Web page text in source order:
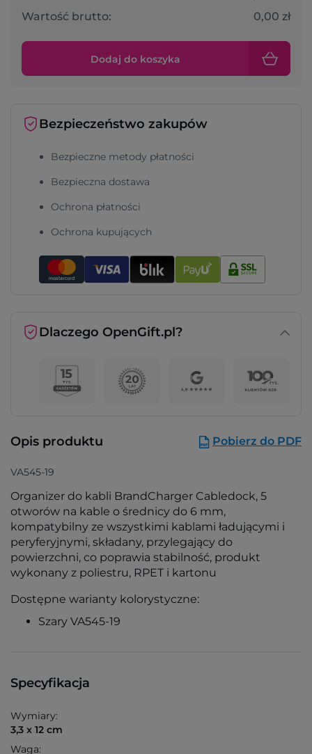
Wartość brutto: 0,00 zł
Dodaj do koszyka
Bezpieczeństwo zakupów
Bezpieczne metody płatności
Bezpieczna dostawa
Ochrona płatności
Ochrona kupujących
Dlaczego OpenGift.pl?
Opis produktu Pobierz do PDF
VA545-19
Organizer do kabli BrandCharger Cabledock, 5
otworów na kable o średnicy do 6 mm,
kompatybilny ze wszystkimi kablami ładującymi i
peryferyjnymi, składany, przylegający do
powierzchni, co poprawia stabilność, produkt
wykonany z poliestru, RPET i kartonu
Dostępne warianty kolorystyczne:
Szary VA545-19
Specyfikacja
Wymiary:
3,3 x 12 cm
Waga: